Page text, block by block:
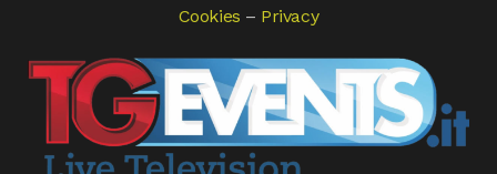
Cookies – Privacy